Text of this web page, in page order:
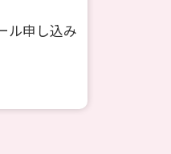
ル申し込み